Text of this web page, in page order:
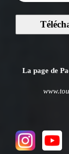
La page de